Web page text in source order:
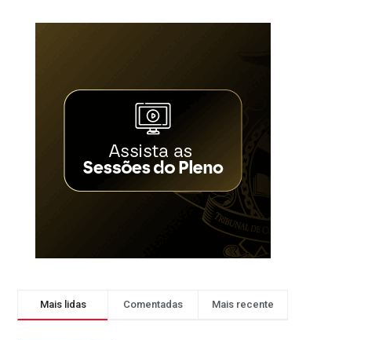
Mais lidas Comentadas Mais recente